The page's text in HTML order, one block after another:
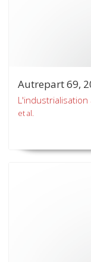
Autrepart 69,
L'industrialisation
et al.